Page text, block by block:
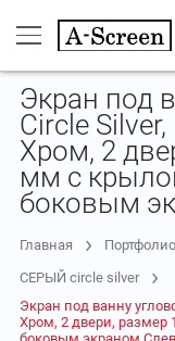
Экран под
Circle
Хром, 2
мм с
боковым
Главная Портфолио
СЕРЫЙ circle silver
Экран под ванну
Хром, 2 двери, размер